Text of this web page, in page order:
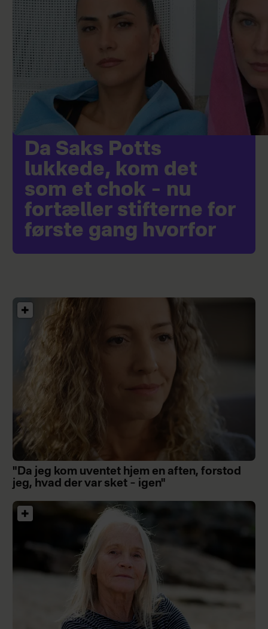
Da Saks Potts
lukkede, kom det
som et chok – nu
fortæller stifterne for
første gang hvorfor
"Da jeg kom uventet hjem en aften, forstod
jeg, hvad der var sket – igen"